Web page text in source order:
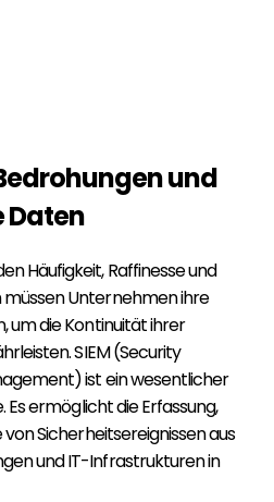
und
Daten
Häufigkeit, Raffinesse und
Unternehmen ihre
um die Kontinuität ihrer
SIEM (Security
ist ein wesentlicher
ermöglicht die Erfassung,
Sicherheitsereignissen aus
und IT-Infrastrukturen in